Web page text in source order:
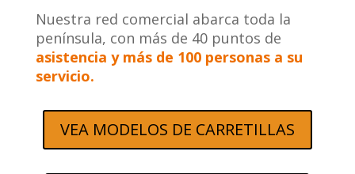
Nuestra red comercial abarca toda la
península, con más de 40 puntos de
asistencia y más de 100 personas a su
servicio.
VEA MODELOS DE CARRETILLAS